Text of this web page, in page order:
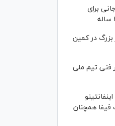
برای
در کمین
فنی تیم ملی
فیفا همچنان